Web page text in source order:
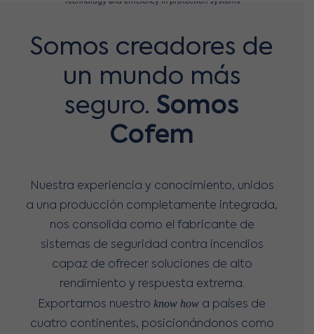
Somos creadores de
un mundo más
seguro. Somos
Cofem
Nuestra experiencia y conocimiento, unidos
a una producción completamente integrada,
nos consolida como el fabricante de
sistemas de seguridad contra incendios
capaz de ofrecer soluciones de alto
rendimiento y respuesta extrema.
Exportamos nuestro know how a países de
cuatro continentes, posicionándonos como